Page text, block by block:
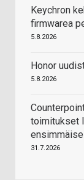
Keychron
firmwarea
5.8.2026
Honor
5.8.2026
toimitukset
31.7.2026